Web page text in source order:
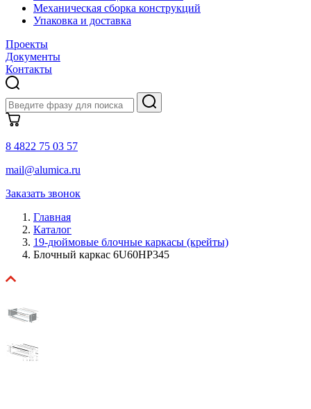
Механическая сборка конструкций
Упаковка и доставка
Проекты
Документы
Контакты
8 4822 75 03 57
mail@alumica.ru
Заказать звонок
Главная
Каталог
19-дюймовые блочные каркасы (крейты)
Блочный каркас 6U60HP345